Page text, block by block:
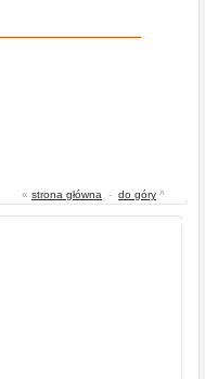
« strona główna - do góry ^